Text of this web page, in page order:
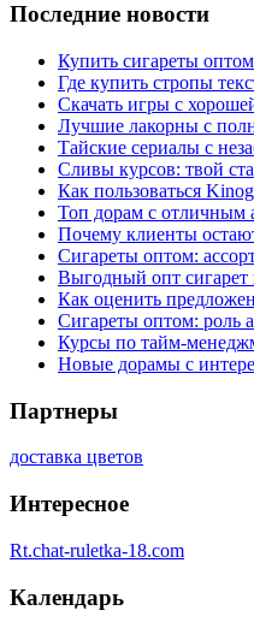
Последние новости
Купить сигареты
Где купить стропы
Скачать игры с
Лучшие лакорны с
Тайские сериалы с
Сливы курсов: твой
Как пользоваться
Топ дорам с отличным
Почему клиенты
Сигареты оптом:
Выгодный опт
Как оценить
Сигареты оптом: роль
Курсы по тайм-
Новые дорамы с
Партнеры
доставка цветов
Интересное
Rt.chat-ruletka-18.com
Календарь